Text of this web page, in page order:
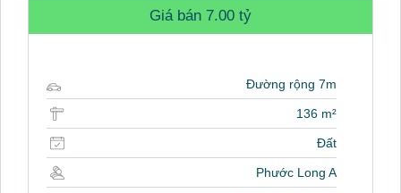
Giá bán 7.00 tỷ
Đường rộng 7m
136 m²
Đất
Phước Long A